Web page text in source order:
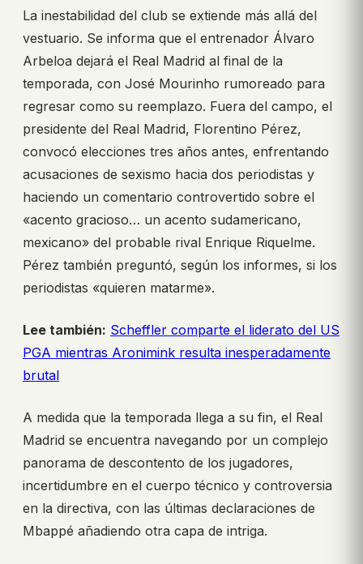
La inestabilidad del club se extiende más allá del
vestuario. Se informa que el entrenador Álvaro
Arbeloa dejará el Real Madrid al final de la
temporada, con José Mourinho rumoreado para
regresar como su reemplazo. Fuera del campo, el
presidente del Real Madrid, Florentino Pérez,
convocó elecciones tres años antes, enfrentando
acusaciones de sexismo hacia dos periodistas y
haciendo un comentario controvertido sobre el
«acento gracioso… un acento sudamericano,
mexicano» del probable rival Enrique Riquelme.
Pérez también preguntó, según los informes, si los
periodistas «quieren matarme».
Lee también: Scheffler comparte el liderato del US
PGA mientras Aronimink resulta inesperadamente
brutal
A medida que la temporada llega a su fin, el Real
Madrid se encuentra navegando por un complejo
panorama de descontento de los jugadores,
incertidumbre en el cuerpo técnico y controversia
en la directiva, con las últimas declaraciones de
Mbappé añadiendo otra capa de intriga.